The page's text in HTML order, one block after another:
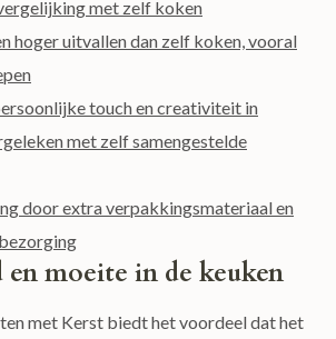
met zelf koken
hoger uitvallen dan zelf koken, vooral
touch en creativiteit in
met zelf samengestelde
door extra verpakkingsmateriaal en
moeite in de keuken
met Kerst biedt het voordeel dat het